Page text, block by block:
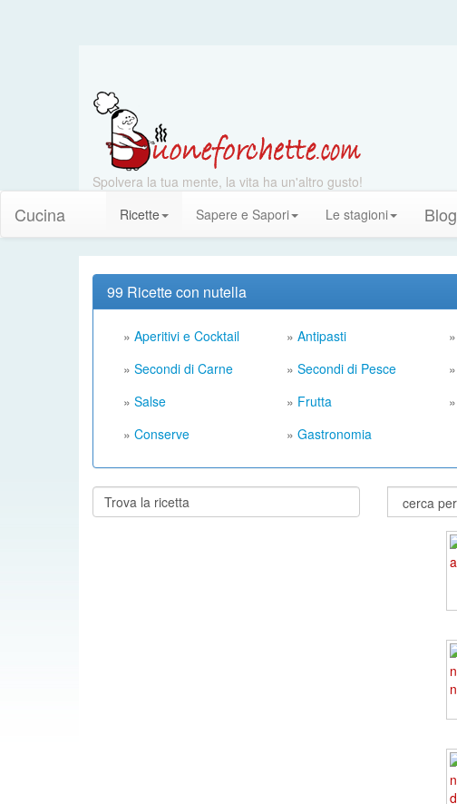
Spolvera la tua mente, la vita ha un'altro gusto!
Cucina Ricette Sapere e Sapori Le stagioni Blog
99 Ricette con nutella
» Aperitivi e Cocktail » Antipasti »
» Secondi di Carne » Secondi di Pesce »
» Salse » Frutta »
» Conserve » Gastronomia
Cerca